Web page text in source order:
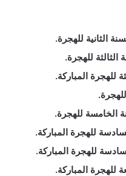
الثانية للهجرة.
للهجرة.
المباركة.
الخامسة للهجرة.
للهجرة المباركة.
للهجرة المباركة.
المباركة.